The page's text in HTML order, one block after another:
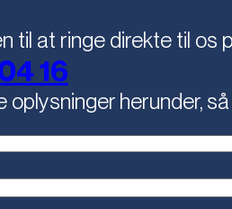
til at ringe direkte til os
16
oplysninger herunder,